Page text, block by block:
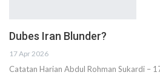
Dubes Iran Blunder?
17 Apr 2026
Catatan Harian Abdul Rohman Sukardi –